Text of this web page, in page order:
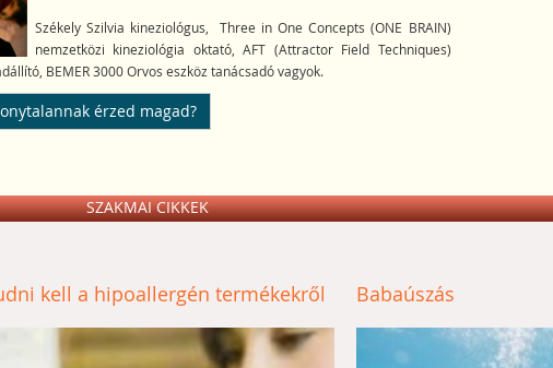
Székely Szilvia kineziológus, Three in One Concepts (ONE BRAIN)
nemzetközi kineziológia oktató, AFT (Attractor Field Techniques)
BEMER 3000 Orvos eszköz tanácsadó vagyok.
érzed magad?
SZAKMAI CIKKEK
kell a hipoallergén termékekről Babaúszás